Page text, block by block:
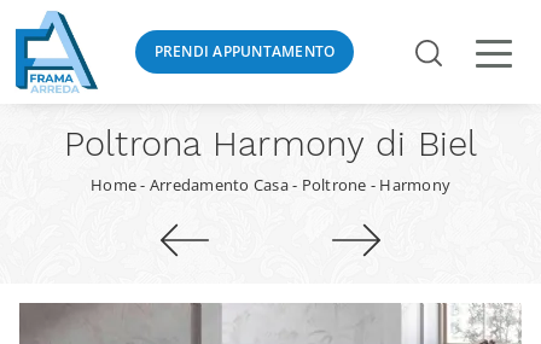
PRENDI APPUNTAMENTO
Poltrona Harmony di Biel
Home- Arredamento Casa- Poltrone - Harmony